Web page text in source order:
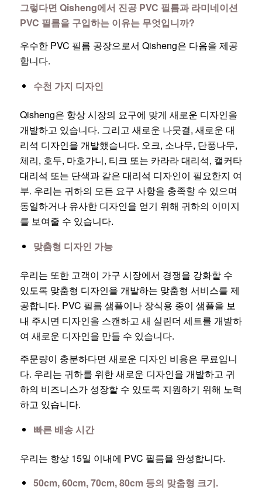
그렇다면 Qisheng에서 진공 PVC 필름과 라미네이션
PVC 필름을 구입하는 이유는 무엇입니까?
우수한 PVC 필름 공장으로서 Qisheng은 다음을 제공
합니다.
수천 가지 디자인
Qisheng은 항상 시장의 요구에 맞게 새로운 디자인을
개발하고 있습니다. 그리고 새로운 나뭇결, 새로운 대
리석 디자인을 개발했습니다. 오크, 소나무, 단풍나무,
체리, 호두, 마호가니, 티크 또는 카라라 대리석, 캘커타
대리석 또는 단색과 같은 대리석 디자인이 필요한지 여
부. 우리는 귀하의 모든 요구 사항을 충족할 수 있으며
동일하거나 유사한 디자인을 얻기 위해 귀하의 이미지
를 보여줄 수 있습니다.
맞춤형 디자인 가능
우리는 또한 고객이 가구 시장에서 경쟁을 강화할 수
있도록 맞춤형 디자인을 개발하는 맞춤형 서비스를 제
공합니다. PVC 필름 샘플이나 장식용 종이 샘플을 보
내 주시면 디자인을 스캔하고 새 실린더 세트를 개발하
여 새로운 디자인을 만들 수 있습니다.
주문량이 충분하다면 새로운 디자인 비용은 무료입니
다. 우리는 귀하를 위한 새로운 디자인을 개발하고 귀
하의 비즈니스가 성장할 수 있도록 지원하기 위해 노력
하고 있습니다.
빠른 배송 시간
우리는 항상 15일 이내에 PVC 필름을 완성합니다.
50cm, 60cm, 70cm, 80cm 등의 맞춤형 크기.